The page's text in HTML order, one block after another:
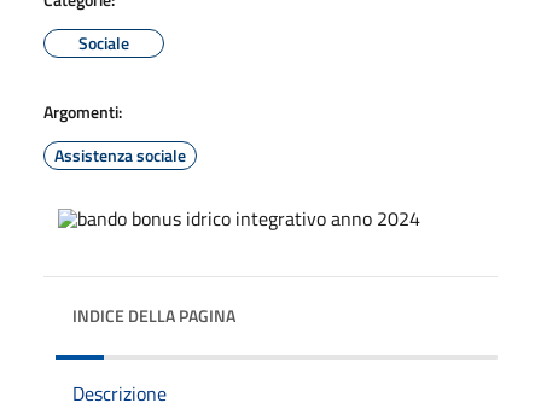
Sociale
Argomenti:
Assistenza sociale
INDICE DELLA PAGINA
Descrizione